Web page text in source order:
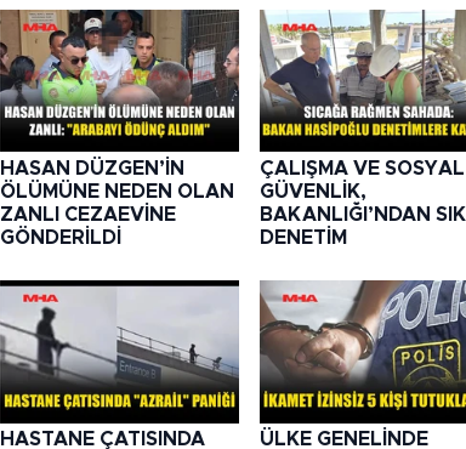
HASAN DÜZGEN’İN
ÖLÜMÜNE NEDEN OLAN
ZANLI CEZAEVİNE
GÖNDERİLDİ
ÇALIŞMA VE SOSYAL
GÜVENLİK,
BAKANLIĞI’NDAN SIKI
DENETİM
HASTANE ÇATISINDA ÜLKE GENELİNDE